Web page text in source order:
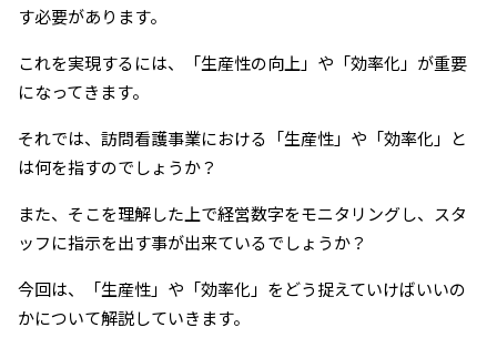
す必要があります。
これを実現するには、「生産性の向上」や「効率化」が重要
になってきます。
それでは、訪問看護事業における「生産性」や「効率化」と
は何を指すのでしょうか？
また、そこを理解した上で経営数字をモニタリングし、スタ
ッフに指示を出す事が出来ているでしょうか？
今回は、「生産性」や「効率化」をどう捉えていけばいいの
かについて解説していきます。